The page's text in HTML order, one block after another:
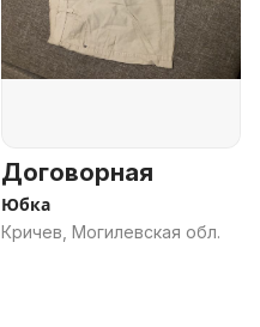
Договорная
Юбка
Кричев, Могилевская обл.